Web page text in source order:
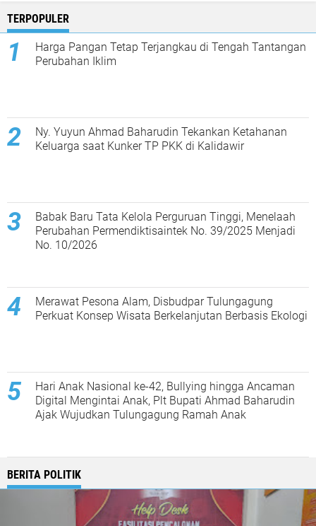
TERPOPULER
Harga Pangan Tetap Terjangkau di Tengah Tantangan
Perubahan Iklim
Ny. Yuyun Ahmad Baharudin Tekankan Ketahanan
Keluarga saat Kunker TP PKK di Kalidawir
Babak Baru Tata Kelola Perguruan Tinggi, Menelaah
Perubahan Permendiktisaintek No. 39/2025 Menjadi
No. 10/2026
Merawat Pesona Alam, Disbudpar Tulungagung
Perkuat Konsep Wisata Berkelanjutan Berbasis Ekologi
Hari Anak Nasional ke-42, Bullying hingga Ancaman
Digital Mengintai Anak, Plt Bupati Ahmad Baharudin
Ajak Wujudkan Tulungagung Ramah Anak
BERITA POLITIK